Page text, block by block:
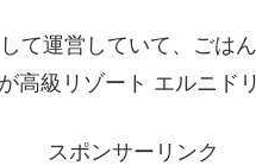
て運営していて、ごは
高級リゾート エルニド
スポンサーリンク